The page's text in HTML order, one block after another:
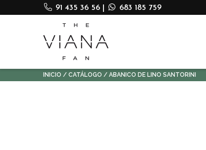
91 435 36 56 683 185 759
INICIO CATÁLOGO ABANICO DE LINO SANTORINI